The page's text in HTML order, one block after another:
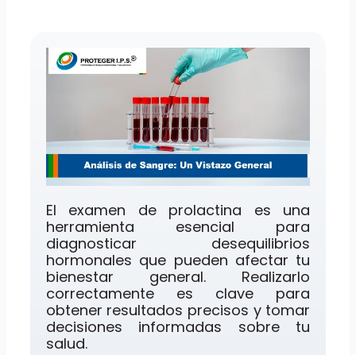
El examen de prolactina es una
herramienta esencial para
diagnosticar desequilibrios
hormonales que pueden afectar tu
bienestar general. Realizarlo
correctamente es clave para
obtener resultados precisos y tomar
decisiones informadas sobre tu
salud.